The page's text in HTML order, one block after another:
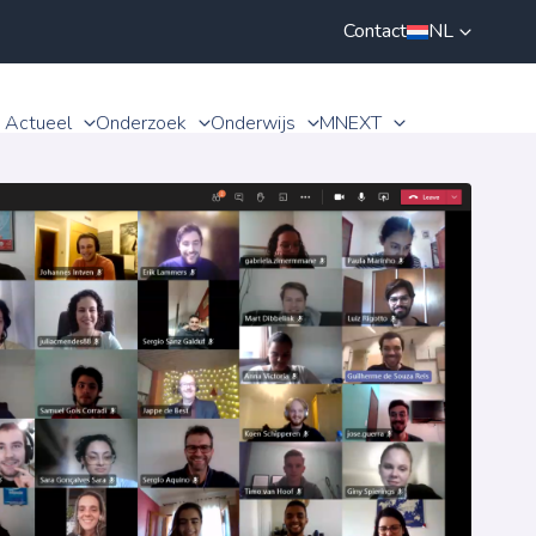
Contact NL
Actueel Onderzoek Onderwijs MNEXT